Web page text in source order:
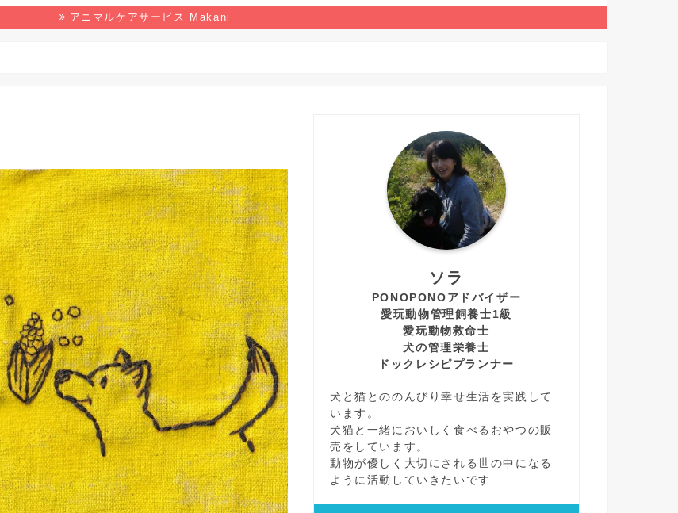
野生生物
マンガ
本の感想
環境
アニマルケアサービス Makani
ソラ
PONOPONOアドバイザー
愛玩動物管理飼養士1級
愛玩動物救命士
犬の管理栄養士
ドックレシピプランナー
犬と猫とののんびり幸せ生活を実践して
います。
犬猫と一緒においしく食べるおやつの販
売をしています。
動物が優しく大切にされる世の中になる
ように活動していきたいです